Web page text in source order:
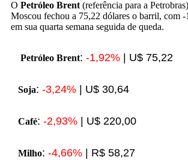
O Petróleo Brent (referência para a
Moscou fechou a 75,22 dólares o barril, com
em sua quarta semana seguida de queda.
Petróleo Brent: -1,92% | U$ 75,22
Soja: -3,24% | U$ 30,64
Café: -2,93% | U$ 220,00
Milho: -4,66% | R$ 58,27